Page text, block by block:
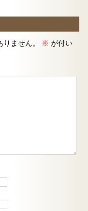
ません。 ※ が付い